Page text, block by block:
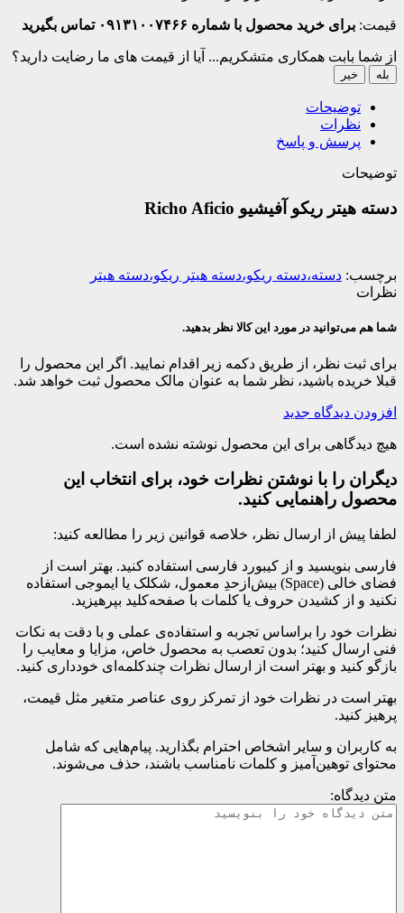
قیمت: برای خرید محصول با شماره ۰۹۱۳۱۰۰۷۴۶۶ تماس بگیرید
از شما بابت همکاری متشکریم... آیا از قیمت های ما رضایت دارید؟
بله خیر
توضیحات
نظرات
پرسش و پاسخ
توضیحات
دسته هیتر ریکو آفیشیو Richo Aficio
برچسب: دسته،دسته ریکو،دسته هیتر ریکو،دسته هیتر
نظرات
شما هم می‌توانید در مورد این کالا نظر بدهید.
برای ثبت نظر، از طریق دکمه زیر اقدام نمایید. اگر این محصول را
قبلا خریده باشید، نظر شما به عنوان مالک محصول ثبت خواهد شد.
افزودن دیدگاه جدید
هیچ دیدگاهی برای این محصول نوشته نشده است.
دیگران را با نوشتن نظرات خود، برای انتخاب این
محصول راهنمایی کنید.
لطفا پیش از ارسال نظر، خلاصه قوانین زیر را مطالعه کنید:
فارسی بنویسید و از کیبورد فارسی استفاده کنید. بهتر است از
فضای خالی (Space) بیش‌از‌حدِ معمول، شکلک یا ایموجی استفاده
نکنید و از کشیدن حروف یا کلمات با صفحه‌کلید بپرهیزید.
نظرات خود را براساس تجربه و استفاده‌ی عملی و با دقت به نکات
فنی ارسال کنید؛ بدون تعصب به محصول خاص، مزایا و معایب را
بازگو کنید و بهتر است از ارسال نظرات چندکلمه‌‌ای خودداری کنید.
بهتر است در نظرات خود از تمرکز روی عناصر متغیر مثل قیمت،
پرهیز کنید.
به کاربران و سایر اشخاص احترام بگذارید. پیام‌هایی که شامل
محتوای توهین‌آمیز و کلمات نامناسب باشند، حذف می‌شوند.
متن دیدگاه: